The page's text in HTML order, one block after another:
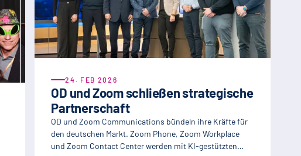
24. FEB 2026
OD und Zoom schließen strategische
Partnerschaft
OD und Zoom Communications bündeln ihre Kräfte für
den deutschen Markt. Zoom Phone, Zoom Workplace
und Zoom Contact Center werden mit KI-gestützten…